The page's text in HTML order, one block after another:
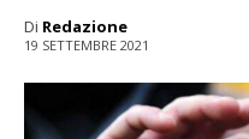
Di Redazione
19 SETTEMBRE 2021